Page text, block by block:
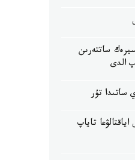
ساتتەرىن
الدى
ساتىدا تۇر
تاياپ